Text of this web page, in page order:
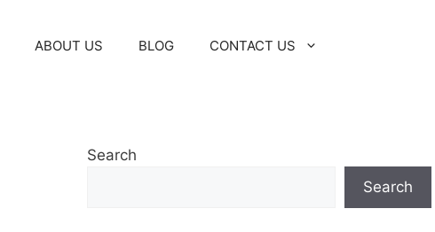
ABOUT US BLOG CONTACT US
Search
Search